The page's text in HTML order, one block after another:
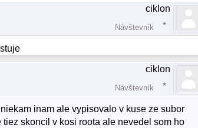
ciklon
Návštevník
ciklon
Návštevník
inam ale vypisovalo v kuse ze subor
skoncil v kosi roota ale nevedel som ho